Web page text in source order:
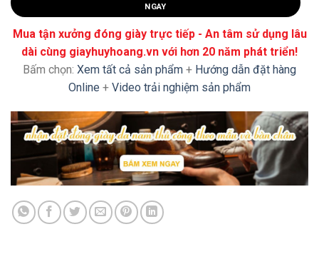
NGAY
Mua tận xưởng đóng giày trực tiếp - An tâm sử dụng lâu
dài cùng giayhuyhoang.vn với hơn 20 năm phát triển!
Bấm chọn: Xem tất cả sản phẩm + Hướng dẫn đặt hàng
Online + Video trải nghiệm sản phẩm